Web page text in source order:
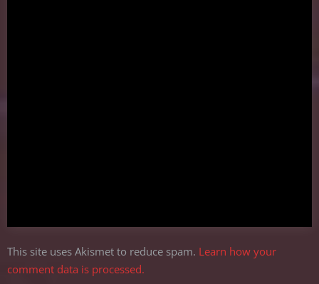
This site uses Akismet to reduce spam. Learn how your
comment data is processed.